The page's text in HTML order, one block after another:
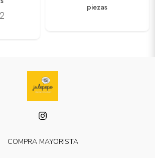
piezas
COMPRA MAYORISTA